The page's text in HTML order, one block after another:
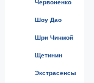
Червоненко
Шоу Дао
Шри Чинмой
Щетинин
Экстрасенсы